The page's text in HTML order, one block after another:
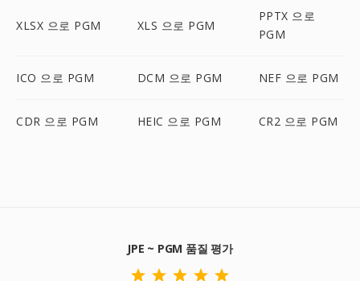
XLSX 으로 PGM XLS 으로 PGM
PPTX 으로
PGM
ICO 으로 PGM DCM 으로 PGM NEF 으로 PGM
CDR 으로 PGM HEIC 으로 PGM CR2 으로 PGM
JPE ~ PGM 품질 평가